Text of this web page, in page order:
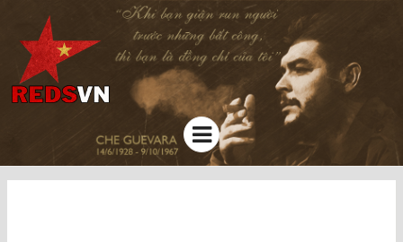
Kênh chia sẻ tri thức cộng đồng
Menu